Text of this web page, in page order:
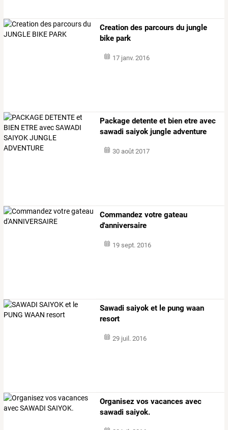
Creation des parcours du jungle
bike park
17 janv. 2016
Package detente et bien etre avec
sawadi saiyok jungle adventure
30 août 2017
Commandez votre gateau
d'anniversaire
19 sept. 2016
Sawadi saiyok et le pung waan
resort
29 juil. 2016
Organisez vos vacances avec
sawadi saiyok.